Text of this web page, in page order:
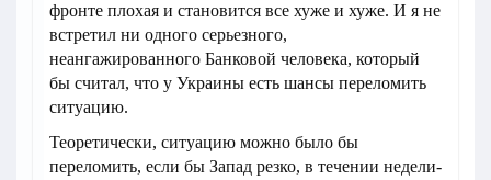
фронте плохая и становится все хуже и хуже. И я не
встретил ни одного серьезного,
неангажированного Банковой человека, который
бы считал, что у Украины есть шансы переломить
ситуацию.
Теоретически, ситуацию можно было бы
переломить, если бы Запад резко, в течении недели-